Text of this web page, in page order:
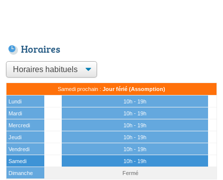
Horaires
Samedi prochain : Jour férié (Assomption)
Lundi
10h - 19h
Mardi
10h - 19h
Mercredi
10h - 19h
Jeudi
10h - 19h
Vendredi
10h - 19h
Samedi
10h - 19h
Dimanche
Fermé